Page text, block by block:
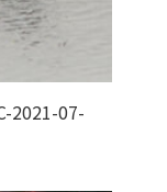
2021-07-